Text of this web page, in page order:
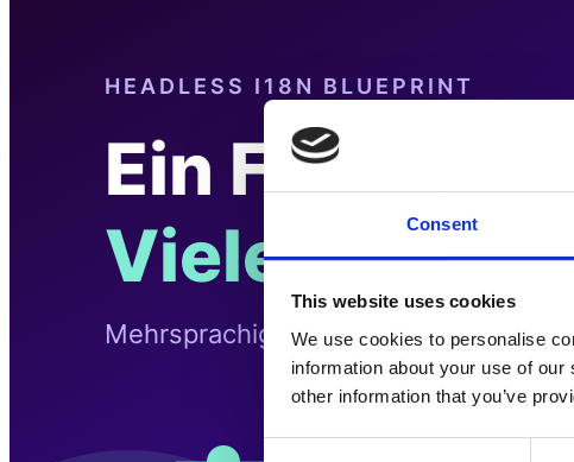
Consent
This website uses cookies
We use cookies to personalise
information about your use of
other information that you’ve